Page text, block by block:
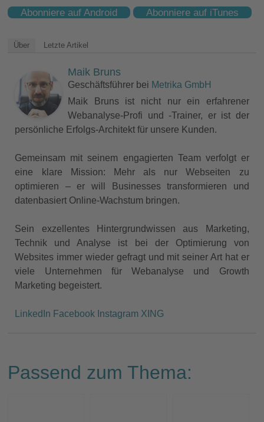
Abonniere auf Android Abonniere auf iTunes
Über Letzte Artikel
Maik Bruns
Geschäftsführer bei Metrika GmbH
Maik Bruns ist nicht nur ein erfahrener
Webanalyse-Profi und -Trainer, er ist der
persönliche Erfolgs-Architekt für unsere Kunden.
Gemeinsam mit seinem engagierten Team verfolgt er
eine klare Mission: Mehr als nur Webseiten zu
optimieren – er will Businesses transformieren und
datenbasiert Online-Wachstum bringen.
Sein exzellentes Hintergrundwissen aus Marketing,
Technik und Analyse ist bei der Optimierung von
Websites immer wieder gefragt und mit seiner Art hat er
viele Unternehmen für Webanalyse und Growth
Marketing begeistert.
LinkedIn Facebook Instagram XING
Passend zum Thema: